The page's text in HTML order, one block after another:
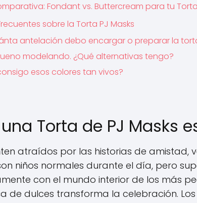
Fondant vs. Buttercream para tu Torta
sobre la Torta PJ Masks
antelación debo encargar o preparar la
modelando. ¿Qué alternativas tengo?
esos colores tan vivos?
Torta de PJ Masks
atraídos por las historias de
niños normales durante el día, pero
con el mundo interior de los más
de dulces transforma la celebración.